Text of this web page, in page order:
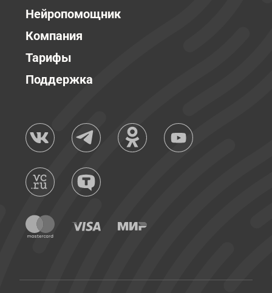
Нейропомощник
Компания
Тарифы
Поддержка